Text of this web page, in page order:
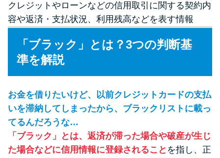
学生がお金を借りる方法は？親
へのバレにくさや将来への影響
は要注意！
090金融（闇金）からお金を借り
てはいけない理由と借りた場合
の対処法
クレジットやローンなどの信用取引に関する契約内
容や返済・支払状況、利用残高などを表す情報
「ブラック」とは？3つの判断基
準を解説
お金を借りたいけど、以前クレジットカードの支払
いを滞納してしまったから、ブラックリストに載っ
てるんだろうな…
「ブラック」とは、返済が滞った場合や破産が生じ
た場合などに信用情報に登録されること を指し、正